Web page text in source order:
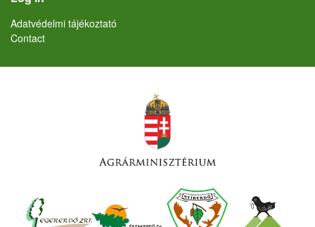
Lábléc
Adatvédelmi tájékoztató
Contact